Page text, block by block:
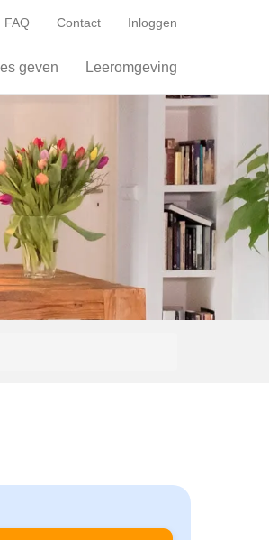
FAQ Contact Inloggen
geven Leeromgeving